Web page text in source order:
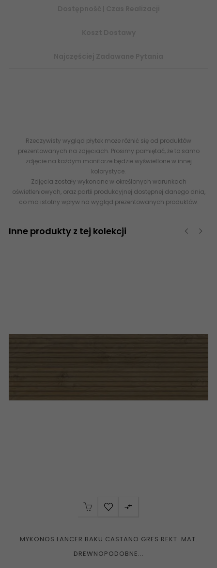
Rzeczywisty wygląd płytek może różnić się od produktów
prezentowanych na zdjęciach. Prosimy pamiętać, że to samo
zdjęcie na każdym monitorze będzie wyświetlone w innej
kolorystyce.
Zdjęcia zostały wykonane w określonych warunkach
oświetleniowych, oraz partii produkcyjnej dostępnej danego dnia,
co ma istotny wpływ na wygląd prezentowanych produktów.
Inne produkty z tej kolekcji

MYKONOS LANCER BAKU CASTANO GRES REKT. MAT.
DREWNOPODOBNE...